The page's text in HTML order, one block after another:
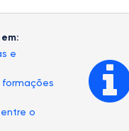
e
o